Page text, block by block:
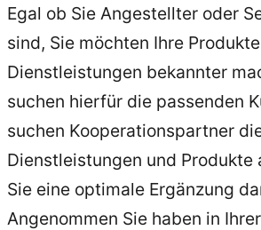
Egal ob Sie Angestellter oder
sind, Sie möchten Ihre
Dienstleistungen bekannter
suchen hierfür die passenden
suchen Kooperationspartner
Dienstleistungen und Produkte
Sie eine optimale Ergänzung
Angenommen Sie haben in